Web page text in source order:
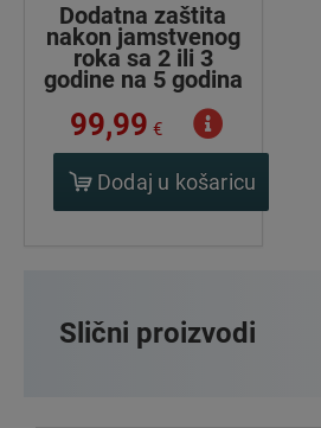
Dodatna zaštita
nakon jamstvenog
roka sa 2 ili 3
godine na 5 godina
99,99 €
Dodaj u košaricu
Slični proizvodi